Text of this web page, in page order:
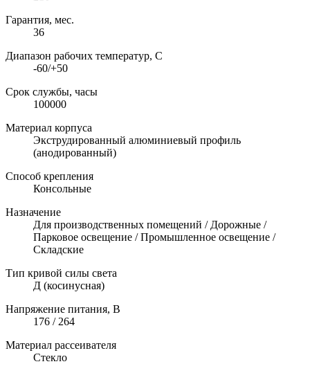
Гарантия, мес.
36
Диапазон рабочих температур, C
-60/+50
Срок службы, часы
100000
Материал корпуса
Экструдированный алюминиевый профиль
(анодированный)
Способ крепления
Консольные
Назначение
Для производственных помещений / Дорожные /
Парковое освещение / Промышленное освещение /
Складские
Тип кривой силы света
Д (косинусная)
Напряжение питания, В
176 / 264
Материал рассеивателя
Стекло